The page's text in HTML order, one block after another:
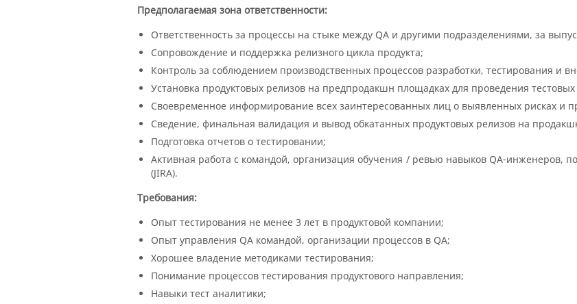
Предполагаемая зона ответственности:
Ответственность за процессы на стыке между QA и другими подразделениями, за
Сопровождение и поддержка релизного цикла продукта;
Контроль за соблюдением производственных процессов разработки, тестирования и
Установка продуктовых релизов на предпродакшн площадках для проведения
Своевременное информирование всех заинтересованных лиц о выявленных рисках и
Сведение, финальная валидация и вывод обкатанных продуктовых релизов на
Подготовка отчетов о тестировании;
Активная работа с командой, организация обучения / ревью навыков QA-инженеров,
(JIRA).
Требования:
Опыт тестирования не менее 3 лет в продуктовой компании;
Опыт управления QA командой, организации процессов в QA;
Хорошее владение методиками тестирования;
Понимание процессов тестирования продуктового направления;
Навыки тест аналитики;